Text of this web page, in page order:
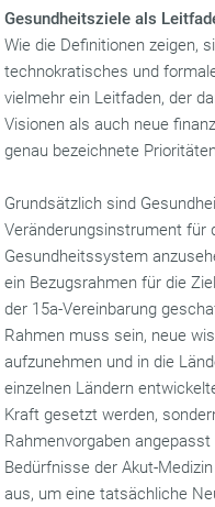
Gesundheitsziele als
Wie die Definitionen zeigen,
technokratisches und
vielmehr ein Leitfaden, der
Visionen als auch neue
genau bezeichnete
Grundsätzlich sind
Veränderungsinstrument für
Gesundheitssystem
ein Bezugsrahmen für die
der 15a-Vereinbarung
Rahmen muss sein, neue
aufzunehmen und in die
einzelnen Ländern
Kraft gesetzt werden,
Rahmenvorgaben
Bedürfnisse der Akut-
aus, um eine tatsächliche